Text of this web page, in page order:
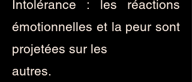
Intolérance : les réactions
émotionnelles et la peur sont
projetées sur les
autres.